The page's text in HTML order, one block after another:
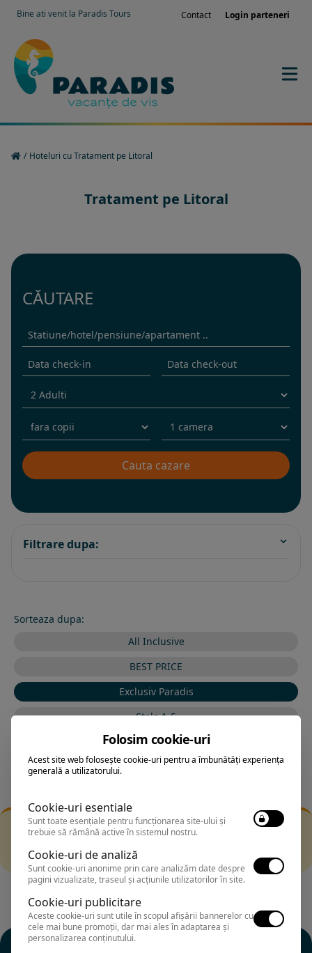
Bine ati venit la Paradis Tours Contact Login parteneri
/ Hoteluri cu Tratament pe Litoral
Tratament pe Litoral
CĂUTARE
Filtrare dupa:
Sorteaza dupa:
All Inclusive
BEST PRICE
Exclusiv Paradis
Stele 1-5
Stele 5-1
Filtrarea nu a returnat niciun rezultat
alte fitre.
Folosim cookie-uri
Acest site web folosește cookie-uri pentru a îmbunătăți experiența
generală a utilizatorului.
Cookie-uri esentiale
Sunt toate esențiale pentru funcționarea site-ului și
trebuie să rămână active în sistemul nostru.
Cookie-uri de analiză
Sunt cookie-uri anonime prin care analizăm date despre
pagini vizualizate, traseul și acțiunile utilizatorilor în site.
Cookie-uri publicitare
Aceste cookie-uri sunt utile în scopul afișării bannerelor cu
cele mai bune promoții, dar mai ales în adaptarea și
personalizarea conținutului.